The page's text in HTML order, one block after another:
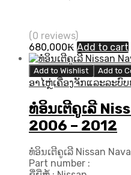
(0 reviews)
680,000₭ Add to cart
Add to Wishlist Add to
ອາໄຫຼ່ເຄື່ອງຈັກແລະລະບົ
ທໍ່ອິນເຕີຄູເລີ
2006 – 2012
ທໍ່ອິນເຕີຄູເລີ Nissan
Part number :